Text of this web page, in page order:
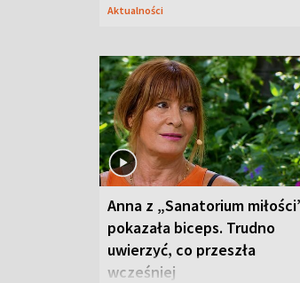
Aktualności
Anna z „Sanatorium
pokazała biceps. Trudno
uwierzyć, co przeszła
wcześniej